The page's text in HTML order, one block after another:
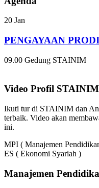
20 Jan
PENGAYAAN PRODI
09.00 Gedung STAINIM
Video Profil STAINIM
Ikuti tur di STAINIM dan
terbaik. Video akan
ini.
MPI ( Manajemen
ES ( Ekonomi Syariah )
Manajemen